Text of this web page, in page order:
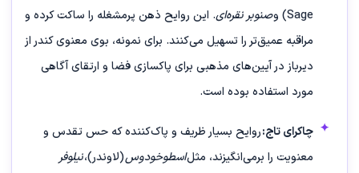
Sage) و
صنوبر نقره‌ای. این روایح ذهن پرمشغله را ساکت کرده و
مراقبه عمیق‌تر را تسهیل می‌کنند. برای نمونه، بوی معنوی کندر از
دیرباز در آیین‌های مذهبی برای پاکسازی فضا و ارتقای آگاهی
مورد استفاده بوده است.
چاکرای تاج:روایح بسیار ظریف و پاک‌کننده که حس تقدس و
معنویت را برمی‌انگیزند، مثلاسطوخودوس(لاوندر)،نیلوفر